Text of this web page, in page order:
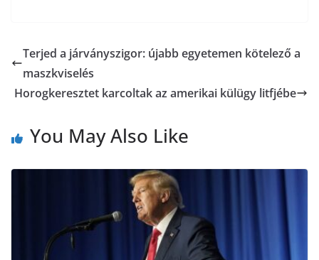
b
o
k
t
e
r
l
z
e
g
Terjed a járványszigor: újabb egyetemen kötelező a
maszkviselés
Horogkeresztet karcoltak az amerikai külügy litfjébe
You May Also Like